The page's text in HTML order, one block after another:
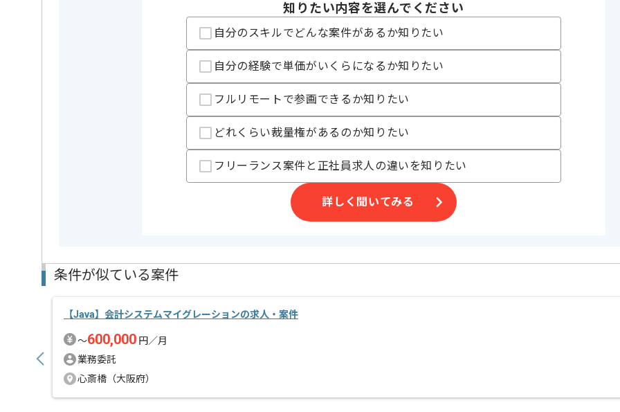
精算条件
有
精算基準時間
150時間〜170時間
週5日常駐での作業を想定しております。
※週1、2回のリモート併用は検討可能です。
レバテックでの実績が多数ある企業の案件でございます。
複数案件を保有している企業ですので、
ご経験と実績に応じてスライド案件のご提案も差し上げる場合がございます。
スキルアップされたい方、長期的に参画されたい方にオススメの案件です。
知りたい内容を選んでください
自分のスキルでどんな案件があるか知りたい
自分の経験で単価がいくらになるか知りたい
フルリモートで参画できるか知りたい
どれくらい裁量権があるのか知りたい
フリーランス案件と正社員求人の違いを知りたい
詳しく聞いてみる
条件が似ている案件
【Java】会計システムマイグレーションの求人・案件
〜600,000 円／月
業務委託
心斎橋（大阪府）